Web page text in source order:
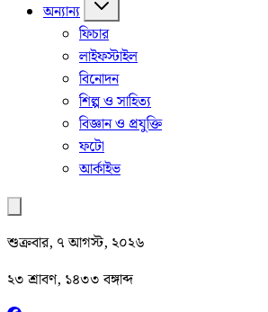
অন্যান্য
ফিচার
লাইফস্টাইল
বিনোদন
শিল্প ও সাহিত্য
বিজ্ঞান ও প্রযুক্তি
ফটো
আর্কাইভ
শুক্রবার, ৭ আগস্ট, ২০২৬
২৩ শ্রাবণ, ১৪৩৩ বঙ্গাব্দ